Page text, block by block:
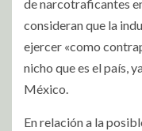
de narcotraficantes
consideran que la
ejercer «como
nicho que es el país,
México.
En relación a la